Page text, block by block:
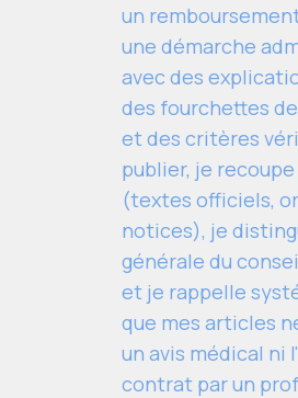
un
une démarche
avec des
des fourchettes
et des critères
publier, je
(textes officiels,
notices), je
générale du
et je rappelle
que mes articles
un avis médical ni
contrat par un